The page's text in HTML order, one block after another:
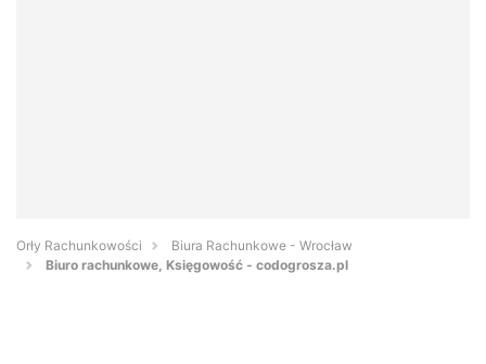
Orły Rachunkowości
Biura Rachunkowe - Wrocław
Biuro rachunkowe, Księgowość - codogrosza.pl